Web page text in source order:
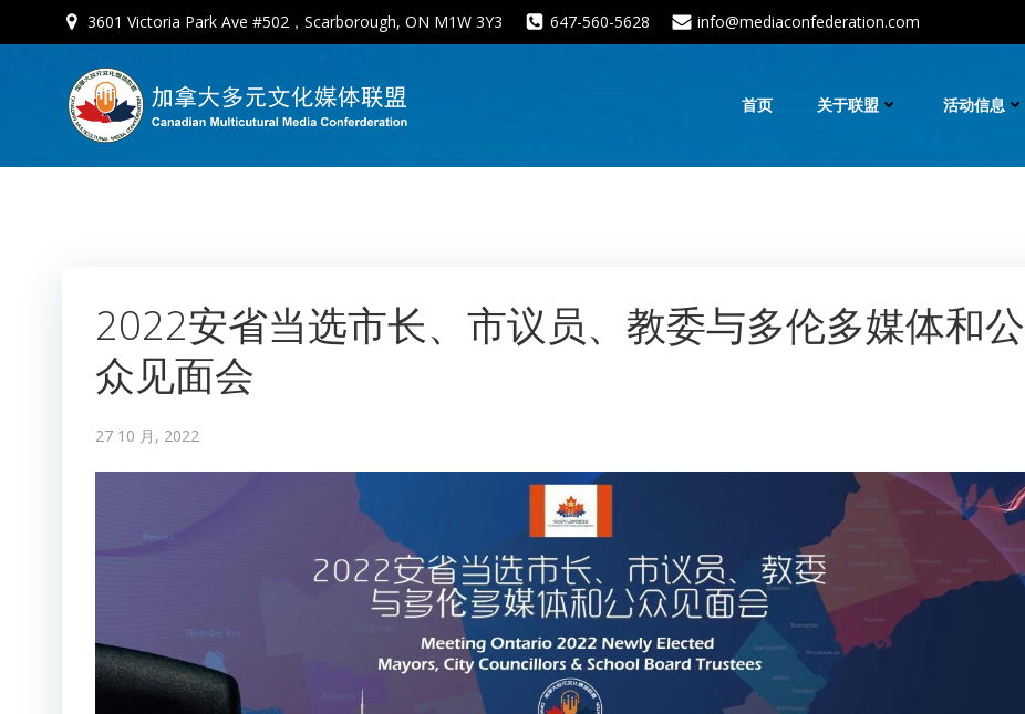
3601 Victoria Park Ave #502，Scarborough, ON M1W 3Y3 647-560-5628 info@mediaconfederation.com
首页 关于联盟 活动信息
2022安省当选市长、市议员、教委与多伦多媒体和公
众见面会
27 10 月, 2022